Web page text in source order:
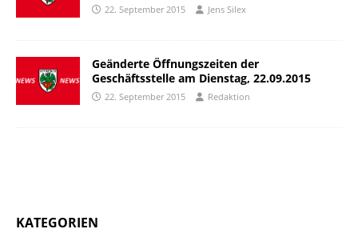
22. September 2015 Jens Silex
Geänderte Öffnungszeiten der
Geschäftsstelle am Dienstag, 22.09.2015
22. September 2015 Redaktion
KATEGORIEN